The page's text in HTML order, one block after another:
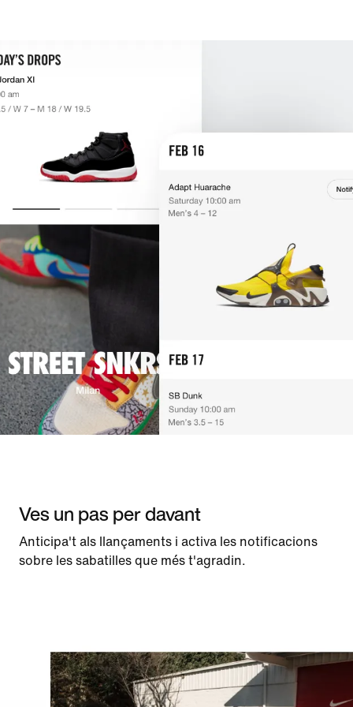
Ves un pas per davant
Anticipa't als llançaments i activa les notificacions
sobre les sabatilles que més t'agradin.